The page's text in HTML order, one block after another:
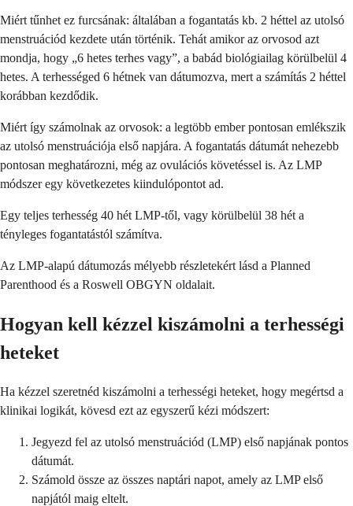
Miért tűnhet ez furcsának: általában a fogantatás kb. 2 héttel az utolsó
menstruációd kezdete után történik. Tehát amikor az orvosod azt
mondja, hogy „6 hetes terhes vagy”, a babád biológiailag körülbelül 4
hetes. A terhességed 6 hétnek van dátumozva, mert a számítás 2 héttel
korábban kezdődik.
Miért így számolnak az orvosok: a legtöbb ember pontosan emlékszik
az utolsó menstruációja első napjára. A fogantatás dátumát nehezebb
pontosan meghatározni, még az ovulációs követéssel is. Az LMP
módszer egy következetes kiindulópontot ad.
Egy teljes terhesség 40 hét LMP-től, vagy körülbelül 38 hét a
tényleges fogantatástól számítva.
Az LMP-alapú dátumozás mélyebb részletekért lásd a Planned
Parenthood és a Roswell OBGYN oldalait.
Hogyan kell kézzel kiszámolni a terhességi
heteket
Ha kézzel szeretnéd kiszámolni a terhességi heteket, hogy megértsd a
klinikai logikát, kövesd ezt az egyszerű kézi módszert:
Jegyezd fel az utolsó menstruációd (LMP) első napjának pontos
dátumát.
Számold össze az összes naptári napot, amely az LMP első
napjától maig eltelt.